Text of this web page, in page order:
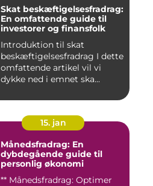
Skat beskæftigelsesfradrag:
En omfattende guide til
investorer og finansfolk
Introduktion til skat
beskæftigelsesfradrag I dette
omfattende artikel vil vi
dykke ned i emnet ska...
15. jan
Månedsfradrag: En
dybdegående guide til
personlig økonomi
** Månedsfradrag: Optimer